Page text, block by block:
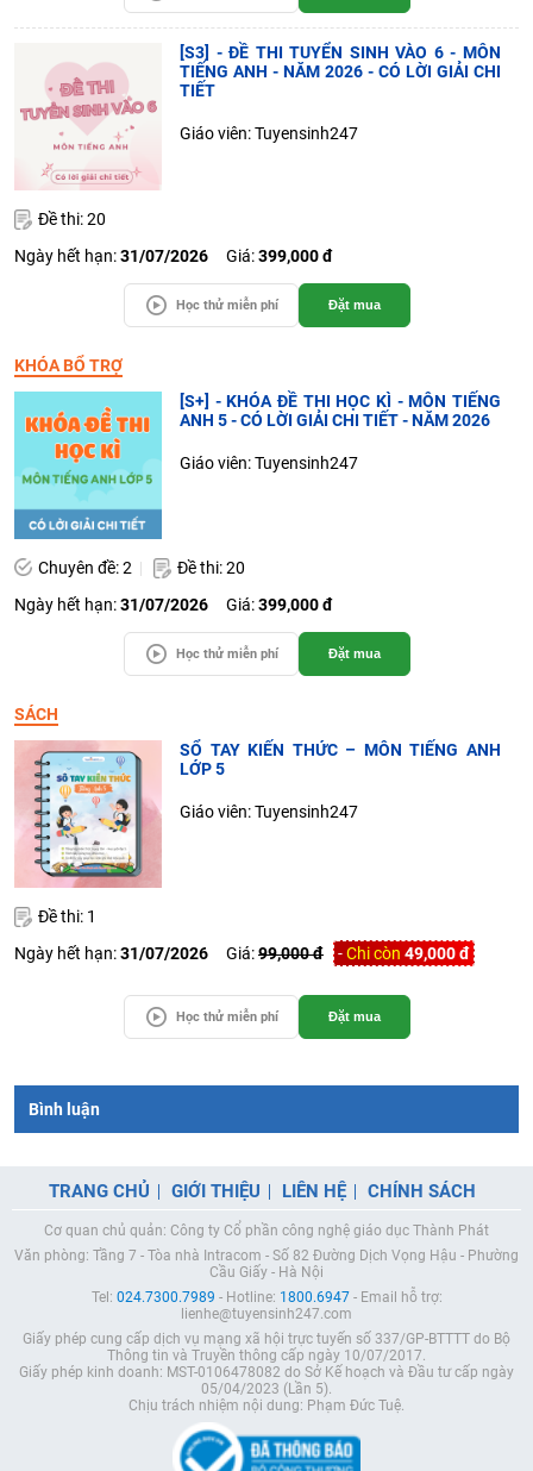
[S3] - ĐỀ THI TUYỂN SINH VÀO 6 - MÔN
TIẾNG ANH - NĂM 2026 - CÓ LỜI GIẢI CHI
TIẾT
Giáo viên: Tuyensinh247
Đề thi: 20
Ngày hết hạn:31/07/2026 Giá:399,000 đ
Học thử miễn phí Đặt mua
KHÓA BỔ TRỢ
[S+] - KHÓA ĐỀ THI HỌC KÌ - MÔN TIẾNG
ANH 5 - CÓ LỜI GIẢI CHI TIẾT - NĂM 2026
Giáo viên: Tuyensinh247
Chuyên đề: 2
Đề thi: 20
Ngày hết hạn:31/07/2026 Giá:399,000 đ
Học thử miễn phí Đặt mua
SÁCH
SỔ TAY KIẾN THỨC – MÔN TIẾNG ANH
LỚP 5
Giáo viên: Tuyensinh247
Đề thi: 1
Ngày hết hạn:31/07/2026 Giá:99,000 đ -Chi còn 49,000 đ
Học thử miễn phí Đặt mua
Bình luận
TRANG CHỦ GIỚI THIỆU LIÊN HỆ CHÍNH SÁCH
Cơ quan chủ quản: Công ty Cổ phần công nghệ giáo dục Thành Phát
Văn phòng: Tầng 7 - Tòa nhà Intracom - Số 82 Đường Dịch Vọng Hậu - Phường
Cầu Giấy - Hà Nội
Tel: 024.7300.7989 - Hotline: 1800.6947- Email hỗ trợ:
lienhe@tuyensinh247.com
Giấy phép cung cấp dịch vụ mạng xã hội trực tuyến số 337/GP-BTTTT do Bộ
Thông tin và Truyền thông cấp ngày 10/07/2017.
Giấy phép kinh doanh: MST-0106478082 do Sở Kế hoạch và Đầu tư cấp ngày
05/04/2023 (Lần 5).
Chịu trách nhiệm nội dung: Phạm Đức Tuệ.